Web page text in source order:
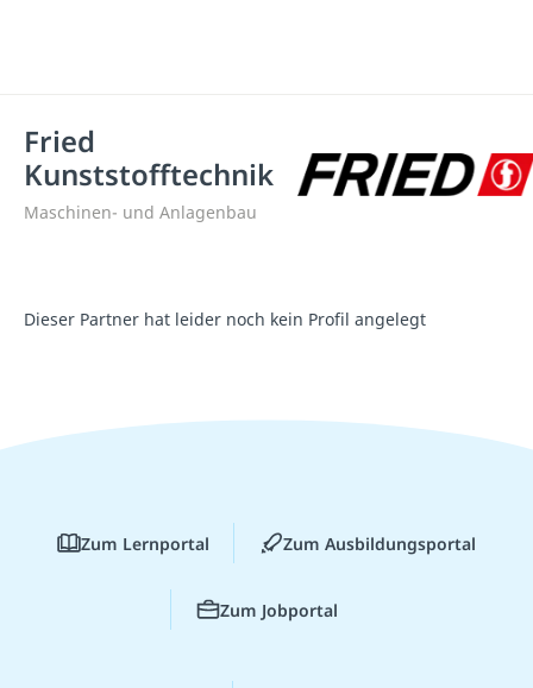
Fried
Kunststofftechnik
Maschinen- und Anlagenbau
Dieser Partner hat leider noch kein Profil angelegt
Zum Lernportal Zum Ausbildungsportal
Zum Jobportal